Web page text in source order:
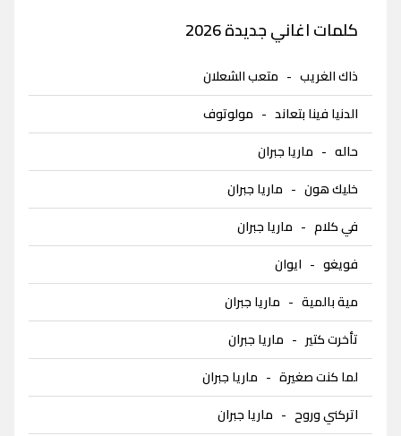
كلمات اغاني جديدة 2026
ذاك الغريب - متعب الشعلان
الدنيا فينا بتعاند - مولوتوف
حاله - ماريا جبران
خليك هون - ماريا جبران
في كلام - ماريا جبران
فويغو - ايوان
مية بالمية - ماريا جبران
تأخرت كتير- ماريا جبران
لما كنت صغيرة - ماريا جبران
اتركني وروح - ماريا جبران